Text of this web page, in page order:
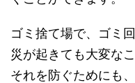
ゴミ捨て場で、ゴミ
災が起きても大変な
それを防ぐためにも